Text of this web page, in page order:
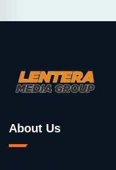
About Us